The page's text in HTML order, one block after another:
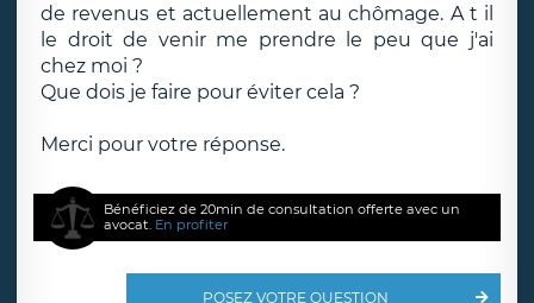
de revenus et actuellement au chômage. A t il
le droit de venir me prendre le peu que j'ai
chez moi ?
Que dois je faire pour éviter cela ?
Merci pour votre réponse.
Bénéficiez de 20min de consultation offerte avec un
avocat. En profiter
POSEZ VOTRE QUESTION